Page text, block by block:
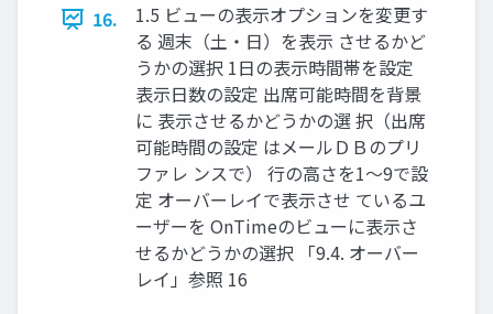
16.
1.5 ビューの表示オプションを変更す
る 週末（土・日）を表示 させるかど
うかの選択 1日の表示時間帯を設定
表示日数の設定 出席可能時間を背景
に 表示させるかどうかの選 択（出席
可能時間の設定 はメールＤＢのプリ
ファレ ンスで） 行の高さを1〜9で設
定 オーバーレイで表示させ ているユ
ーザーを OnTimeのビューに表示さ
せるかどうかの選択 「9.4. オーバー
レイ」参照 16